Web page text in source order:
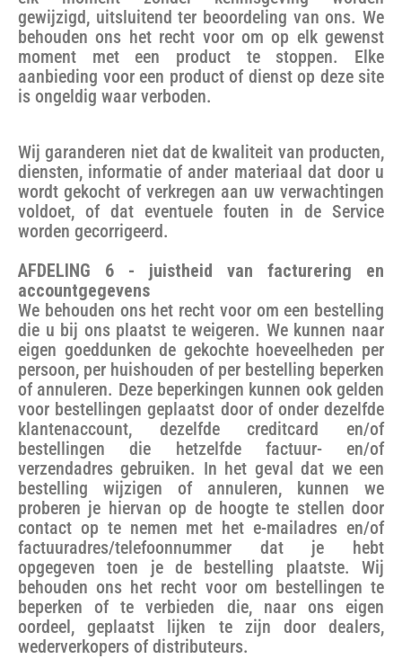
gewijzigd, uitsluitend ter beoordeling van ons. We
behouden ons het recht voor om op elk gewenst
moment met een product te stoppen. Elke
aanbieding voor een product of dienst op deze site
is ongeldig waar verboden.
Wij garanderen niet dat de kwaliteit van producten,
diensten, informatie of ander materiaal dat door u
wordt gekocht of verkregen aan uw verwachtingen
voldoet, of dat eventuele fouten in de Service
worden gecorrigeerd.
AFDELING 6 - juistheid van facturering en
accountgegevens
We behouden ons het recht voor om een bestelling
die u bij ons plaatst te weigeren. We kunnen naar
eigen goeddunken de gekochte hoeveelheden per
persoon, per huishouden of per bestelling beperken
of annuleren. Deze beperkingen kunnen ook gelden
voor bestellingen geplaatst door of onder dezelfde
klantenaccount, dezelfde creditcard en/of
bestellingen die hetzelfde factuur- en/of
verzendadres gebruiken. In het geval dat we een
bestelling wijzigen of annuleren, kunnen we
proberen je hiervan op de hoogte te stellen door
contact op te nemen met het e-mailadres en/of
factuuradres/telefoonnummer dat je hebt
opgegeven toen je de bestelling plaatste. Wij
behouden ons het recht voor om bestellingen te
beperken of te verbieden die, naar ons eigen
oordeel, geplaatst lijken te zijn door dealers,
wederverkopers of distributeurs.